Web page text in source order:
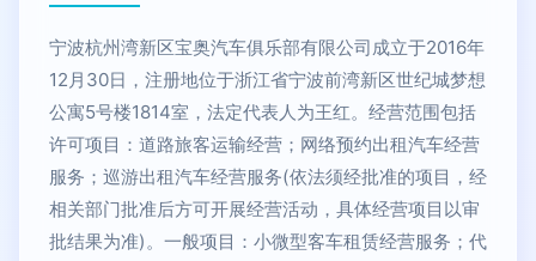
宁波杭州湾新区宝奥汽车俱乐部有限公司成立于2016年
12月30日，注册地位于浙江省宁波前湾新区世纪城梦想
公寓5号楼1814室，法定代表人为王红。经营范围包括
许可项目：道路旅客运输经营；网络预约出租汽车经营
服务；巡游出租汽车经营服务(依法须经批准的项目，经
相关部门批准后方可开展经营活动，具体经营项目以审
批结果为准)。一般项目：小微型客车租赁经营服务；代